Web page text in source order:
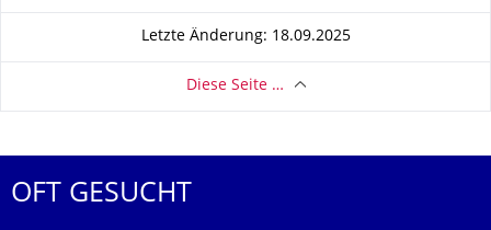
Letzte Änderung: 18.09.2025
Diese Seite …
OFT GESUCHT